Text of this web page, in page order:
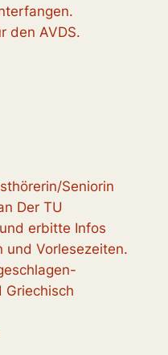
den AVDS.
Seniorin
Der TU
erbitte Infos
und Vorlesezeiten.
Griechisch